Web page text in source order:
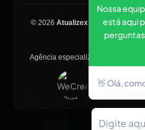
© 2026 Atualizex Marketing &
Agência especializada em SEO,
Nossa
está aqui
👋 Olá,